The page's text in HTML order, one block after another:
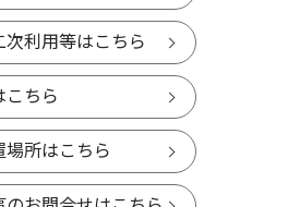
次利用等はこちら
こちら
場所はこちら